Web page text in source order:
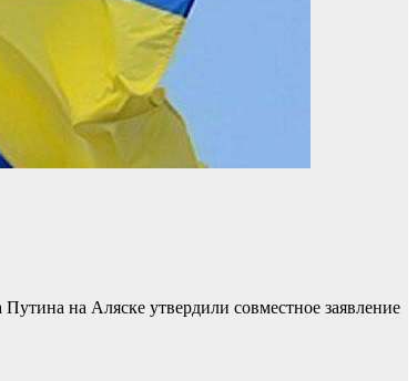
на Аляске утвердили совместное заявление